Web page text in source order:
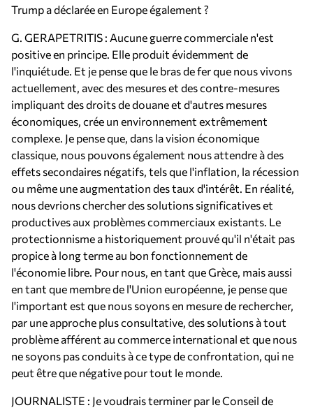
Trump a déclarée en Europe également ?
G. GERAPETRITIS : Aucune guerre commerciale n'est
positive en principe. Elle produit évidemment de
l'inquiétude. Et je pense que le bras de fer que nous vivons
actuellement, avec des mesures et des contre-mesures
impliquant des droits de douane et d'autres mesures
économiques, crée un environnement extrêmement
complexe. Je pense que, dans la vision économique
classique, nous pouvons également nous attendre à des
effets secondaires négatifs, tels que l'inflation, la récession
ou même une augmentation des taux d'intérêt. En réalité,
nous devrions chercher des solutions significatives et
productives aux problèmes commerciaux existants. Le
protectionnisme a historiquement prouvé qu'il n'était pas
propice à long terme au bon fonctionnement de
l'économie libre. Pour nous, en tant que Grèce, mais aussi
en tant que membre de l'Union européenne, je pense que
l'important est que nous soyons en mesure de rechercher,
par une approche plus consultative, des solutions à tout
problème afférent au commerce international et que nous
ne soyons pas conduits à ce type de confrontation, qui ne
peut être que négative pour tout le monde.
JOURNALISTE : Je voudrais terminer par le Conseil de